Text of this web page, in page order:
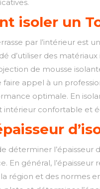
isoler un
par l’intérieur est
d’utiliser des
de mousse
faire appel à un
optimale. En
intérieur confortable et
de déterminer
En général,
région et des normes